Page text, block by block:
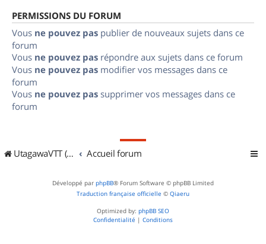
PERMISSIONS DU FORUM
Vous ne pouvez pas publier de nouveaux sujets dans ce
forum
Vous ne pouvez pas répondre aux sujets dans ce forum
Vous ne pouvez pas modifier vos messages dans ce
forum
Vous ne pouvez pas supprimer vos messages dans ce
forum
UtagawaVTT (Randos VTT et VTTAE avec traces GPS) Accueil forum
Développé par phpBB® Forum Software © phpBB Limited
Traduction française officielle © Qiaeru
Optimized by: phpBB SEO
Confidentialité | Conditions